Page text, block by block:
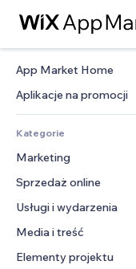
App Market Home
Aplikacje na promocji
Kategorie
Marketing
Reklamy
Smartfon
Analityka
Sprzedaż online
Aplikacje do sklepów
Wysyłka i dostawa
Przyciski sprzedaży
Usługi i wydarzenia
Hotele
Wydarzenia
Media i treść
Galeria
Elementy projektu